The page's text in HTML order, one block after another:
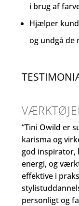
i brug af
Hjælper
og undgå de
“Tini Owild er
karisma og
god inspirator,
energi, og
effektive i
personligt og